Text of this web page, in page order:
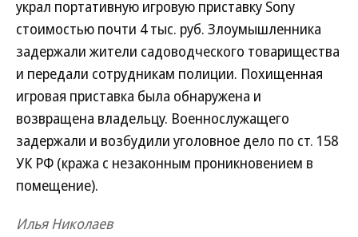
украл портативную игровую приставку Sony
стоимостью почти 4 тыс. руб. Злоумышленника
задержали жители садоводческого товарищества
и передали сотрудникам полиции. Похищенная
игровая приставка была обнаружена и
возвращена владельцу. Военнослужащего
задержали и возбудили уголовное дело по ст. 158
УК РФ (кража с незаконным проникновением в
помещение).
Илья Николаев